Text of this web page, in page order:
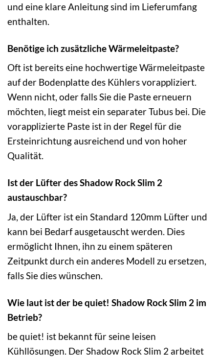
und eine klare Anleitung sind im Lieferumfang
enthalten.
Benötige ich zusätzliche Wärmeleitpaste?
Oft ist bereits eine hochwertige Wärmeleitpaste
auf der Bodenplatte des Kühlers vorappliziert.
Wenn nicht, oder falls Sie die Paste erneuern
möchten, liegt meist ein separater Tubus bei. Die
vorapplizierte Paste ist in der Regel für die
Ersteinrichtung ausreichend und von hoher
Qualität.
Ist der Lüfter des Shadow Rock Slim 2
austauschbar?
Ja, der Lüfter ist ein Standard 120mm Lüfter und
kann bei Bedarf ausgetauscht werden. Dies
ermöglicht Ihnen, ihn zu einem späteren
Zeitpunkt durch ein anderes Modell zu ersetzen,
falls Sie dies wünschen.
Wie laut ist der be quiet! Shadow Rock Slim 2 im
Betrieb?
be quiet! ist bekannt für seine leisen
Kühllösungen. Der Shadow Rock Slim 2 arbeitet